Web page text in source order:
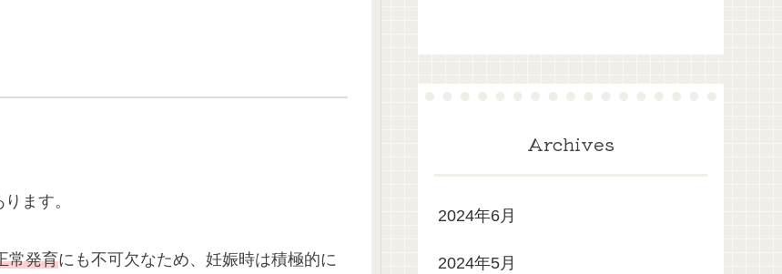
ます。
常発育にも不可欠なため、妊娠時は積極的に
Archives
2024年6月
2024年5月